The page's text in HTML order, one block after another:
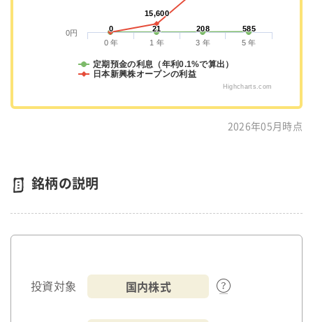
0
0 21
21 208
208 585
585
15,600
15,600
定期預金の利息（年利0.1%で算出）
日本新興株オープンの利益
0 年 1 年 3 年 5 年
0円
Highcharts.com
2026年05月時点
銘柄の説明
投資対象 国内株式